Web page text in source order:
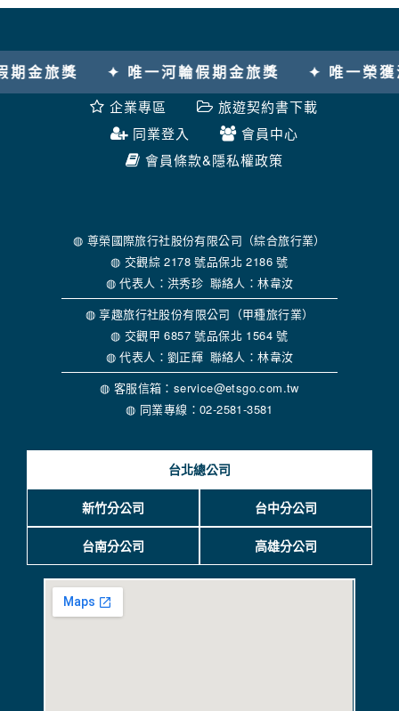
個人的資料，其範圍如下：
於一般瀏覽時，伺服器會自行記錄相關行徑，包括您使用連線
設備的 IP 位址、使用時間、使用的瀏覽器、瀏覽及點選資料記
錄等，做為我們增進網站服務的參考依據，此記錄為內部應
用，決不對外公布。
為提供精確的服務，我們會將收集的問卷調查內容進行統計與
分析，分析結果之統計數據或說明文字呈現，除供內部研究
外，我們會視需要公佈統計數據及說明文字，但不涉及特定個
在您於本網站註冊帳號、使用本網站相關產品、服務、活動或
贈獎時，本網站會收集您的個人識別資料，本網站也可以從商
業夥伴處取得個人資料。
當客戶在本網站註冊時，我們會取得您的姓名、電話、住址、
身份證字號、電子郵件、出生日期、性別、行業等相關資料，
當您註冊成功，並登入使用我們的服務後，我們即取得您的資
料。註冊時，本網站取得您的姓名、電話、住址、身份證字
號、電子郵件、出生日期、性別、行業等相關資料，當您註冊
成功，並登入使用我們的服務後，本網站即取得您的資料。
其他除了上述，會保留您在上網瀏覽或查詢時，伺服器自行產
生的相關記錄，包括您使用連線設備的 IP 位址、使用時間、使
的瀏覽器予以標示，歸納使用者瀏覽器在本網站內部所瀏覽的
網頁，除非您願意告知您的個人資料，否則本網站不會也無法
將此項記錄和您對應。請您注意，在本網站網刊登廣告之廠
商，或與連結本網站，也可能蒐集您個人的資料。對於您主動
提供的個人資訊，這些廣告廠商、或連結網站有其個別的私權
保護政策，其資料處理措施不適用本網站隱私權保護政策，本
公司不負任何連帶責任。
本網站將在事前或註冊登錄取得您的同意後，傳送商業性資料
或電子郵件給您。本公司除了在該資料或電子郵件上註明是由
本公司發送，也會在該資料或電子郵件上提供您能隨時停止接
旅獎 ✦ 唯一河輪假期金旅獎 ✦ 唯一榮獲澳
企業專區
旅遊契約書下載
同業登入
會員中心
會員條款&隱私權政策
◍ 尊榮國際旅行社股份有限公司（綜合旅行業）
◍ 交觀綜 2178 號品保北 2186 號
◍ 代表人：洪秀珍 聯絡人：林韋汝
◍ 享趣旅行社股份有限公司（甲種旅行業）
◍ 交觀甲 6857 號品保北 1564 號
◍ 代表人：劉正輝 聯絡人：林韋汝
◍ 客服信箱：service@etsgo.com.tw
◍ 同業專線：02-2581-3581
台北總公司
新竹分公司 台中分公司
台南分公司 高雄分公司